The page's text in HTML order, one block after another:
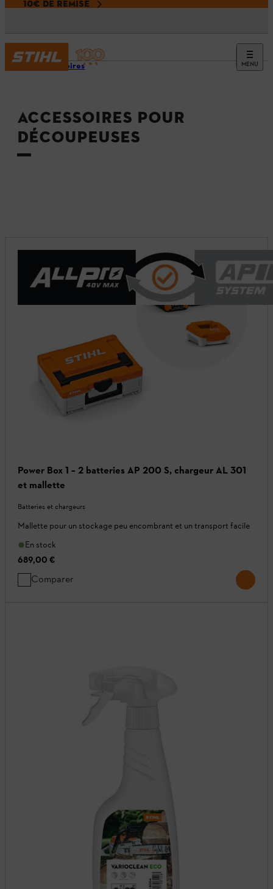
10€ DE REMISE
MENU
Accessoires
ACCESSOIRES POUR
DÉCOUPEUSES
Power Box 1 – 2 batteries AP 200 S, chargeur AL 301
et mallette
Batteries et chargeurs
Mallette pour un stockage peu encombrant et un transport facile
En stock
689,00 €
Comparer